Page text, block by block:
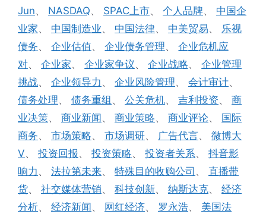
Jun、 NASDAQ、 SPAC上市、 个人品牌、 中国企
业家、 中国制造业、 中国法律、 中美贸易、 乐视
债务、 企业估值、 企业债务管理、 企业危机应
对、 企业家、 企业家争议 、 企业战略、 企业管理
挑战、 企业领导力 、 企业风险管理、 会计审计、
债务处理、 债务重组 、 公关危机、 吉利投资、 商
业决策、 商业新闻、 商业策略、 商业评论、 国际
商务、 市场策略、 市场调研、 广告代言、 微博大
V、 投资回报、 投资策略、 投资者关系、 抖音影
响力 、 法拉第未来、 特殊目的收购公司 、 直播带
货、 社交媒体营销、 科技创新、 纳斯达克、 经济
分析、 经济新闻、 网红经济、 罗永浩、 美国法